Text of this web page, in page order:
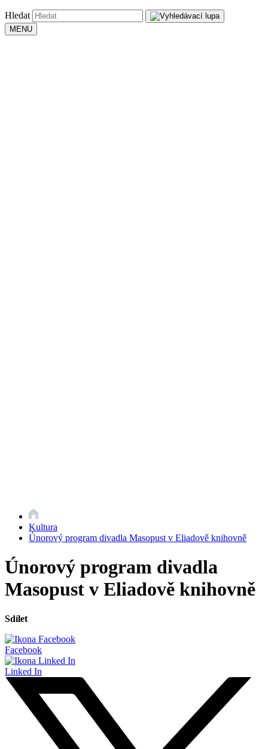
Hledat
MENU
Kultura
Únorový program divadla Masopust v Eliadově knihovně
Únorový program divadla
Masopust v Eliadově knihovně
Sdílet
Facebook
Linked In